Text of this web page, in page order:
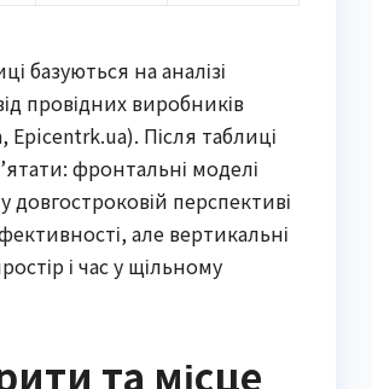
базуються на аналізі
провідних виробників
Epicentrk.ua). Після таблиці
фронтальні моделі
довгостроковій перспективі
але вертикальні
і час у щільному
та місце